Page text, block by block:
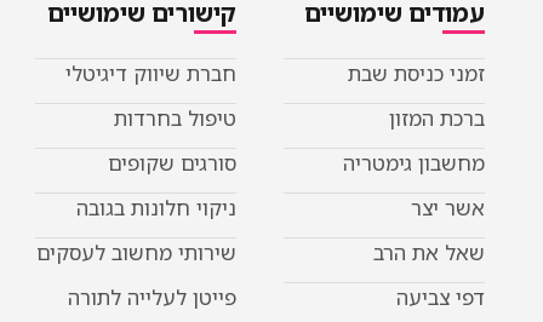
עמודים שימושיים
זמני כניסת שבת
ברכת המזון
מחשבון גימטריה
אשר יצר
שאל את הרב
דפי צביעה
קישורים שימושיים
חברת שיווק דיגיטלי
טיפול בחרדות
סורגים שקופים
ניקוי חלונות בגובה
שירותי מחשוב לעסקים
פייטן לעלייה לתורה